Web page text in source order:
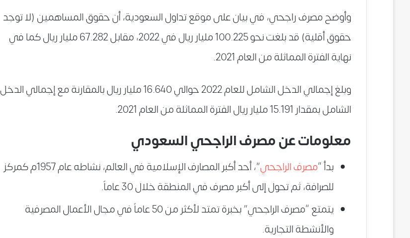
وأوضح مصرف راجحي، في بيان على موقع تداول السعودية، أن حقوق المساهمين (لا توجد
حقوق أقلية) قد بلغت نحو 100.225 مليار ريال في 2022، مقابل 67.282 مليار ريال كما في
نهاية الفترة المماثلة من العام 2021.
وبلغ إجمالي الدخل الشامل للعام 2022 حوالي 16.640 مليار ريال بالمقارنة مع إجمالي الدخل
الشامل بمقدار 15.191 مليار ريال الفترة المماثلة من العام 2021.
معلومات عن مصرف الراجحي السعودي
بدأ “مصرف الراجحي
”، أحد أكبر المصارف الإسلامية في العالم، نشاطه عام 1957م كمركز
للصرافة، ثم تحول إلى أكبر مصرف في المنطقة خلال 30 عاماً.
يتمتع “مصرف الراجحي” بخبرة تمتد لأكثر من 50 عاماً في مجال الأعمال المصرفية
والأنشطة التجارية.